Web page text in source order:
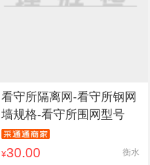
看守所隔离网-看守所钢网
墙规格-看守所围网型号
¥30.00 衡水